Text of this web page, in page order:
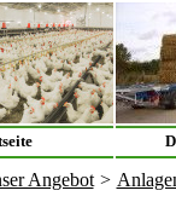
Angebot >